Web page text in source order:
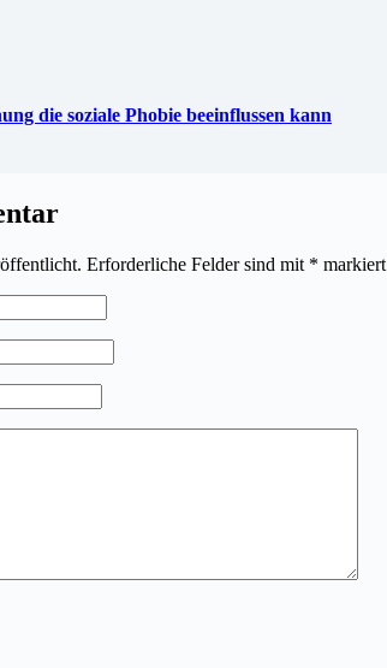
die soziale Phobie beeinflussen kann
Erforderliche Felder sind mit * markiert